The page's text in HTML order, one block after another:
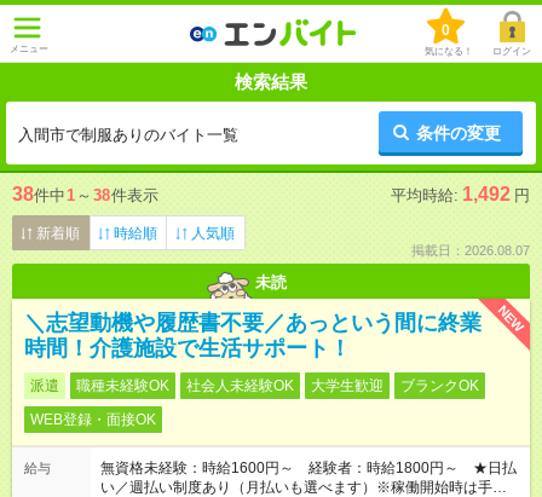
メニュー
0
気になる！ ログイン
検索結果
入間市で制服ありのバイト一覧 条件の変更
38件中1 ～ 38件表示 平均時給: 1,492 円
新着順 時給順 人気順
掲載日：2026.08.07
未読
NEW
＼志望動機や履歴書不要／あっという間に終業
時間！介護施設で生活サポート！
派遣 職種未経験OK 社会人未経験OK 大学生歓迎
ブランクOK
WEB登録・面接OK
給与
無資格未経験：時給1600円～ 経験者：時給1800円～ ★日払
い／週払い制度あり（月払いも選べます）※稼働開始時は手続き